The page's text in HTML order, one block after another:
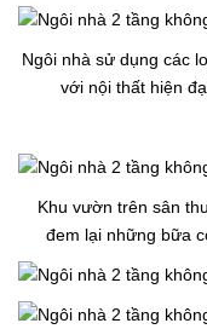
Ngôi nhà sử dụng các
với nội thất hiện
Khu vườn trên sân
đem lại những bữa